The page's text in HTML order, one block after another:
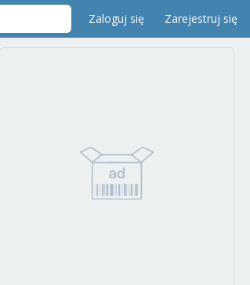
Zaloguj się Zarejestruj się